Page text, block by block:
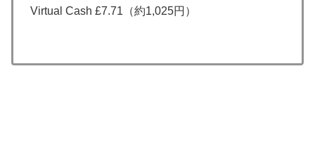
Virtual Cash £7.71（約1,025円）